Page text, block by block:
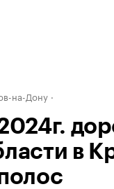
на-Дону
в